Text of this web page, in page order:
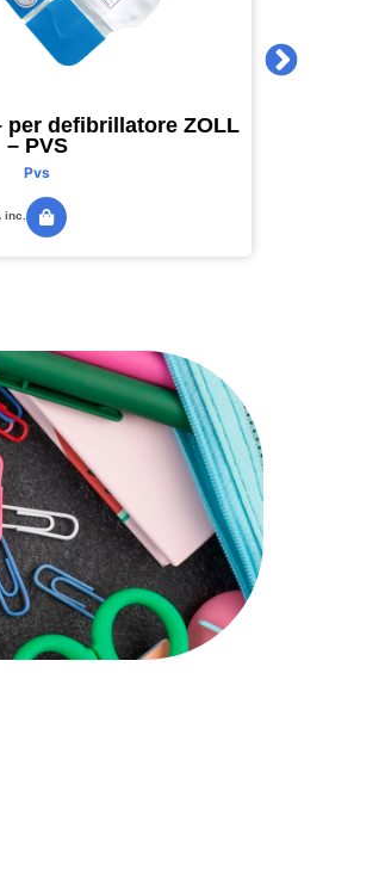
per defibrillatore ZOLL
– PVS
Pvs
inc.